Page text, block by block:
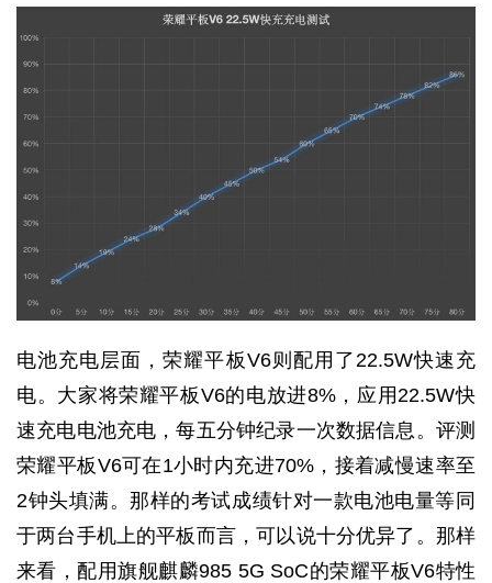
电池充电层面，荣耀平板V6则配用了22.5W快速充
电。大家将荣耀平板V6的电放进8%，应用22.5W快
速充电电池充电，每五分钟纪录一次数据信息。评测
荣耀平板V6可在1小时内充进70%，接着减慢速率至
2钟头填满。那样的考试成绩针对一款电池电量等同
于两台手机上的平板而言，可以说十分优异了。那样
来看，配用旗舰麒麟985 5G SoC的荣耀平板V6特性